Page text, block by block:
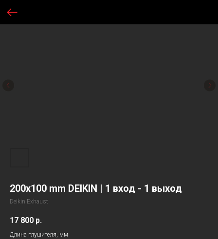
200х100 mm DEIKIN | 1 вход - 1 выход
Deikin Exhaust
17 800 р.
Длина глушителя, мм